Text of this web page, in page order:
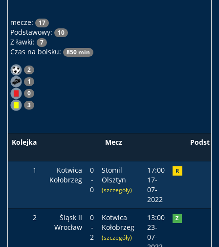
mecze: 17
Podstawowy: 10
Z ławki: 7
Czas na boisku: 850 min
2
1
0
3
Kolejka Mecz
Podst
1
Kotwica
Kołobrzeg
0
-
0
Stomil
Olsztyn
(szczegóły)
17:00
17-
07-
2022
R
2
Śląsk II
Wrocław
0
-
2
Kotwica
Kołobrzeg
(szczegóły)
13:00
23-
07-
Z